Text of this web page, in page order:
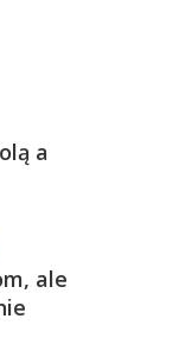
a
ale